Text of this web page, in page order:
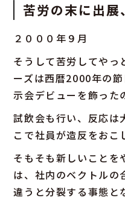
苦労の末に出
２０００年９月
そうして苦労してやっ
ーズは西暦2000年の
示会デビューを飾った
試飲会も行い、反応は
こで社員が造反をおこ
そもそも新しいことを
は、社内のベクトルの
違うと分裂する事態と